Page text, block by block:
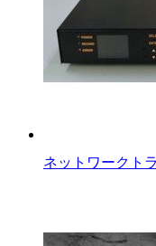
ネットワークト